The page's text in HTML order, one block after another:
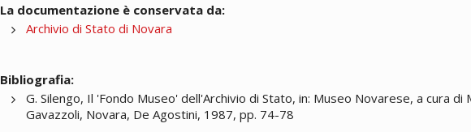
La documentazione è conservata da:
Archivio di Stato di Novara
Bibliografia:
G. Silengo, Il 'Fondo Museo' dell'Archivio di Stato, in: Museo Novarese, a cura di
Gavazzoli, Novara, De Agostini, 1987, pp. 74-78